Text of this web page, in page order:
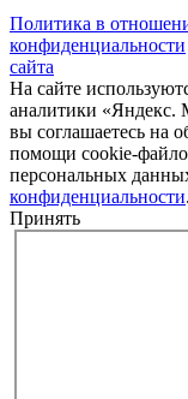
Политика в
конфиденциальности
сайта
На сайте
аналитики «Яндекс.
вы соглашаетесь на
помощи cookie-
персональных
конфиденциальности.
Принять